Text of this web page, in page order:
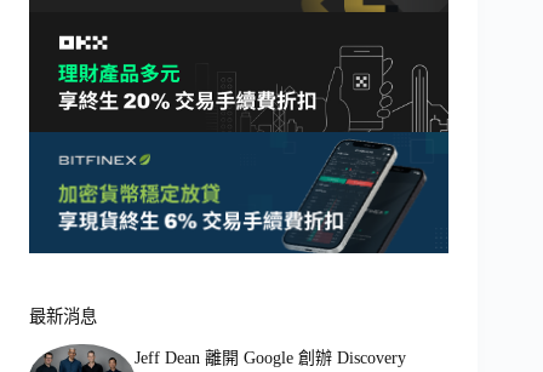
最新消息
Jeff Dean 離開 Google 創辦 Discovery